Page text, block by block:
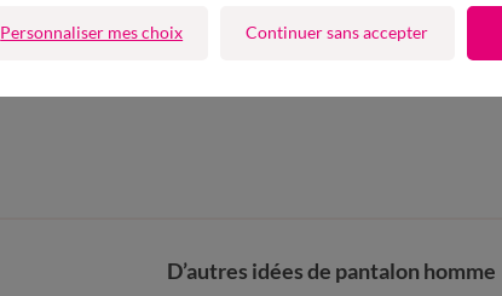
D’autres idées de pantalon homme
Personnaliser mes choix Continuer sans accepter